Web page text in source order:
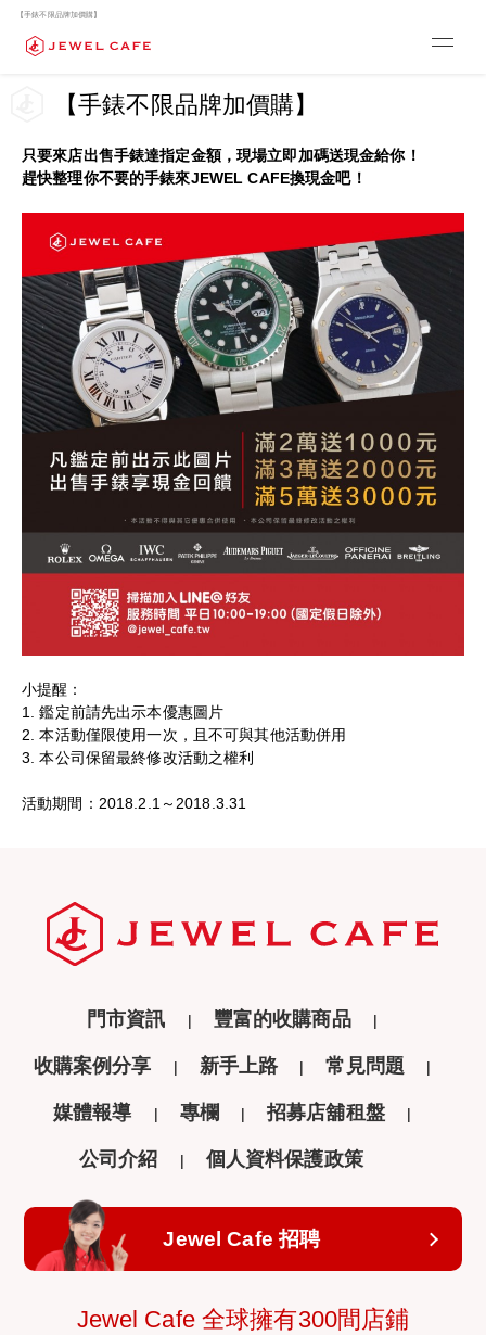
【手錶不限品牌加價購】
【手錶不限品牌加價購】
只要來店出售手錶達指定金額，現場立即加碼送現金給你！
趕快整理你不要的手錶來JEWEL CAFE換現金吧！
小提醒：
1. 鑑定前請先出示本優惠圖片
2. 本活動僅限使用一次，且不可與其他活動併用
3. 本公司保留最終修改活動之權利
活動期間：2018.2.1～2018.3.31
門市資訊 豐富的收購商品
收購案例分享 新手上路 常見問題
媒體報導 專欄 招募店舖租盤
公司介紹 個人資料保護政策
Jewel Cafe 招聘
Jewel Cafe 全球擁有300間店鋪